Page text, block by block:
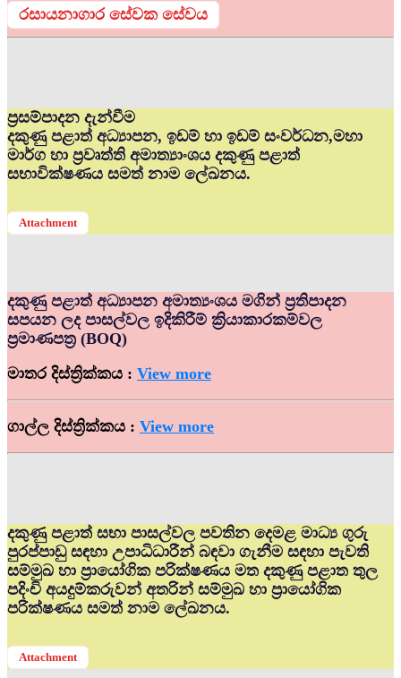
රසායනාගාර සේවක සේවය
ප්‍රසම්පාදන දැන්වීම
දකුණු පළාත් අධ්‍යාපන, ඉඩම් හා ඉඩම් සංවර්ධන,මහා
මාර්ග හා ප්‍රවෘත්ති අමාත්‍යාංශය දකුණු පළාත්
සභාවික්ෂණය සමත් නාම ලේඛනය.
Attachment
දකුණු පළාත් අධ්‍යාපන අමාත්‍යංශය මගින් ප්‍රතිපාදන
සපයන ලද පාසල්වල ඉදිකිරීම් ක්‍රියාකාරකම්වල
ප්‍රමාණපත්‍ර (BOQ)
මාතර දිස්ත්‍රික්කය : View more
ගාල්ල දිස්ත්‍රික්කය : View more
දකුණු පළාත් සභා පාසල්වල පවතින දෙමළ මාධ්‍ය ගුරු
පුරප්පාඩු සඳහා උපාධිධාරීන් බඳවා ගැනීම සඳහා පැවති
සම්මුඛ හා ප්‍රායෝගික පරික්ෂණය මත දකුණු පළාත තුල
පදිංචි අයදුම්කරුවන් අතරින් සම්මුඛ හා ප්‍රායෝගික
පරික්ෂණය සමත් නාම ලේඛනය.
Attachment